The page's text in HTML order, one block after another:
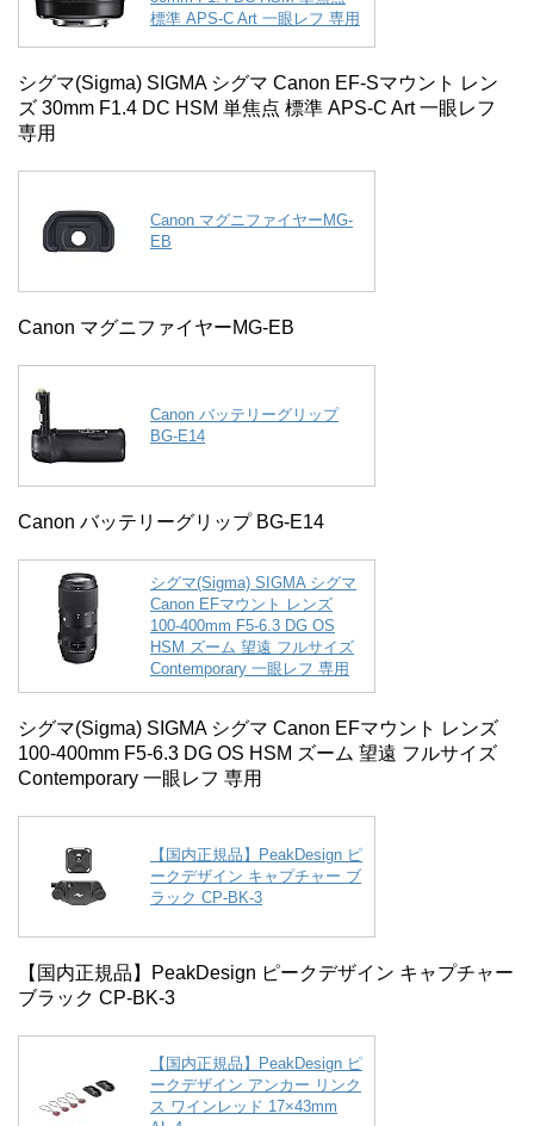
標準 APS-C Art 一眼レフ 専用
シグマ(Sigma) SIGMA シグマ Canon EF-Sマウント レン
ズ 30mm F1.4 DC HSM 単焦点 標準 APS-C Art 一眼レフ
専用
Canon マグニファイヤーMG-
EB
Canon マグニファイヤーMG-EB
Canon バッテリーグリップ
BG-E14
Canon バッテリーグリップ BG-E14
シグマ(Sigma) SIGMA シグマ
Canon EFマウント レンズ
100-400mm F5-6.3 DG OS
HSM ズーム 望遠 フルサイズ
Contemporary 一眼レフ 専用
シグマ(Sigma) SIGMA シグマ Canon EFマウント レンズ
100-400mm F5-6.3 DG OS HSM ズーム 望遠 フルサイズ
Contemporary 一眼レフ 専用
【国内正規品】PeakDesign ピ
ークデザイン キャプチャー ブ
ラック CP-BK-3
【国内正規品】PeakDesign ピークデザイン キャプチャー
ブラック CP-BK-3
【国内正規品】PeakDesign ピ
ークデザイン アンカー リンク
ス ワインレッド 17×43mm